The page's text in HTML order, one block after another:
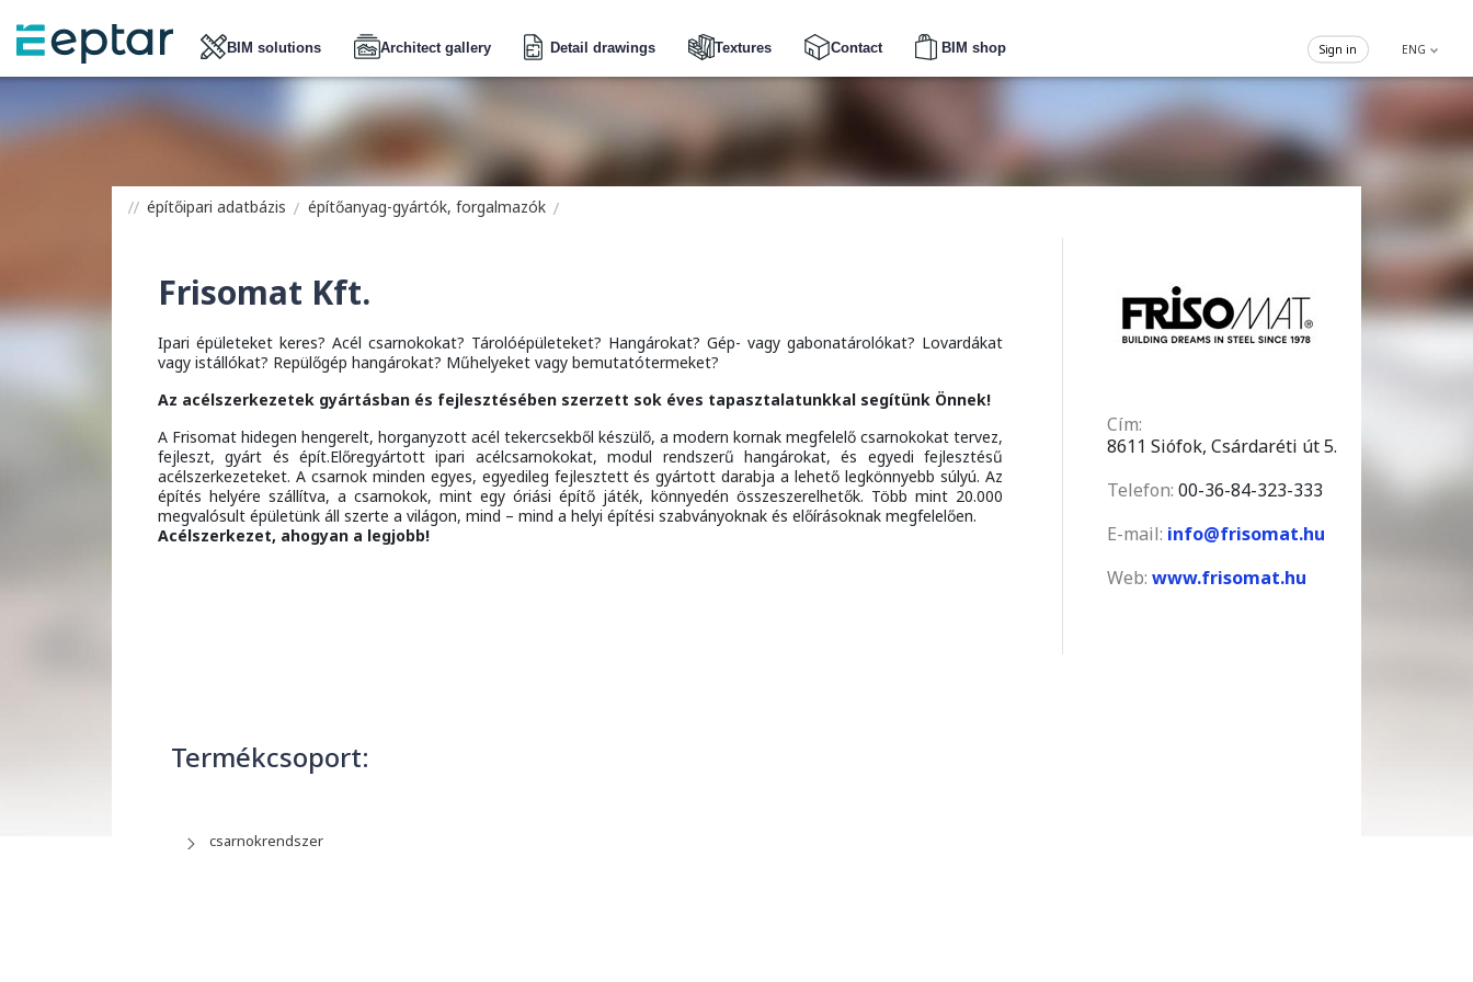
BIM solutions Architect gallery Detail drawings Textures Contact BIM shop ENG
Sign in
építőipari adatbázis építőanyag-gyártók, forgalmazók
Frisomat Kft.
Ipari épületeket keres? Acél csarnokokat? Tárolóépületeket? Hangárokat? Gép- vagy gabonatárolókat? Lovardákat
vagy istállókat? Repülőgép hangárokat? Műhelyeket vagy bemutatótermeket?
Az acélszerkezetek gyártásban és fejlesztésében szerzett sok éves tapasztalatunkkal segítünk Önnek!
A Frisomat hidegen hengerelt, horganyzott acél tekercsekből készülő, a modern kornak megfelelő csarnokokat tervez,
fejleszt, gyárt és épít.Előregyártott ipari acélcsarnokokat, modul rendszerű hangárokat, és egyedi fejlesztésű
acélszerkezeteket. A csarnok minden egyes, egyedileg fejlesztett és gyártott darabja a lehető legkönnyebb súlyú. Az
építés helyére szállítva, a csarnokok, mint egy óriási építő játék, könnyedén összeszerelhetők. Több mint 20.000
megvalósult épületünk áll szerte a világon, mind – mind a helyi építési szabványoknak és előírásoknak megfelelően.
Acélszerkezet, ahogyan a legjobb!
Cím:
8611 Siófok, Csárdaréti út 5.
Telefon: 00-36-84-323-333
E-mail: info@frisomat.hu
Web: www.frisomat.hu
Termékcsoport:
csarnokrendszer